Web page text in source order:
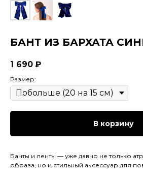
БАНТ ИЗ БАРХАТА
1 690 ₽
Размер:
В корзину
Банты и ленты — уже давно не только
образа, но и стильный аксессуар для